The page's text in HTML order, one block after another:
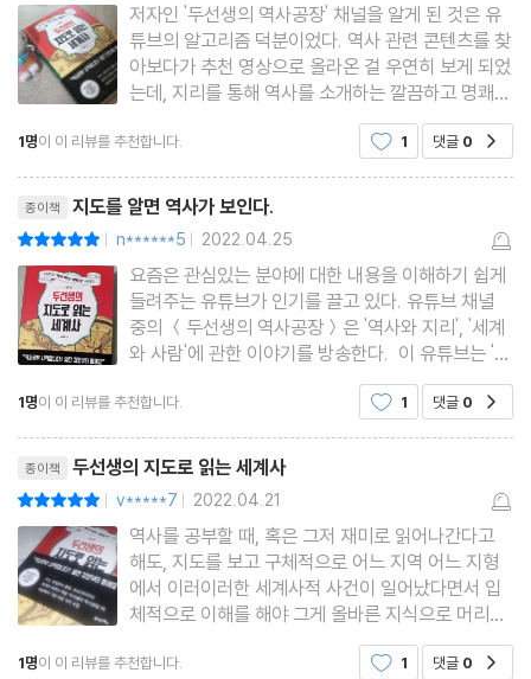
[유럽의 인문지리] 비슷하고도 다른 유럽 ‘잘’ 구분하기
- 언어로 묶어본 유럽
- 종교로 구분한 유럽
유럽 챕터 정리
CHAPTER 3 지리가 만든 초강대국, 미국
[미국의 자연지리] 자연이 쌓은 ‘천연 요새’
- 밖에서 본 미국, 얼음과 모래 장벽을 치다
- 안에서 본 미국, 젖과 꿀이 흐르는 땅
[미국 영토의 역사] 미국 땅은 왜 이렇게 넓어졌을까
- 자유를 찾아 온 이민자, 13개 주 식민지
- 미국, 독립을 선언하다
- 최고의 부동산 투자
- 아메리카의 맹주로 거듭나다
저자인 '두선생의 역사공장' 채널을 알게 된 것은 유
튜브의 알고리즘 덕분이었다. 역사 관련 콘텐츠를 찾
아보다가 추천 영상으로 올라온 걸 우연히 보게 되었
는데, 지리를 통해 역사를 소개하는 깔끔하고 명쾌한
설명이 매우 인상적이었다. 역사를 좋아하지만 늘 지
리적 지식에 부족함을 느끼던 나로서는 두선생의 콘
을 볼 때마
1명이 이 리뷰를 추천합니다. 1 댓글 0
종이책 지도를 알면 역사가 보인다.
| n******5 | 2022.04.25
요즘은 관심있는 분야에 대한 내용을 이해하기 쉽게
들려주는 유튜브가 인기를 끌고 있다. 유튜브 채녈
중의 ＜두선생의 역사공장＞은 '역사와 지리', '세계
와 사람'에 관한 이야기를 방송한다. 이 유튜브는 '역
사를 위한 지도', '시사를 위한 지리'라는 콘셉트의 역
사 강의이다. ＜두선생의 지도로 읽는 세계사＞는
의 유튜브를 책으
1명이 이 리뷰를 추천합니다. 1 댓글 0
종이책 두선생의 지도로 읽는 세계사
| v*****7 | 2022.04.21
역사를 공부할 때, 혹은 그저 재미로 읽어나간다고
해도, 지도를 보고 구체적으로 어느 지역 어느 지형
에서 이러이러한 세계사적 사건이 일어났다면서 입
체적으로 이해를 해야 그게 올바른 지식으로 머리에
자리하는 듯합니다. 역사는 추상적인 수학이 아니기
때문입니다. 부호 뭉치의 암기, 텍스트 위주의 억지
1명이 이 리뷰를 추천합니다. 1 댓글 0